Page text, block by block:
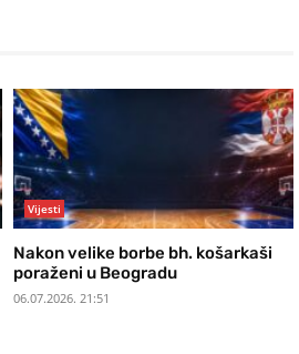
Vijesti
Nakon velike borbe bh. košarkaši
poraženi u Beogradu
06.07.2026. 21:51